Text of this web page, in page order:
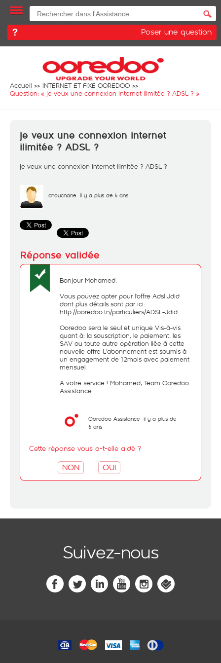
Poser une question
Accueil
INTERNET ET FIXE OOREDOO
Question: « je veux une connexion internet ilimitée ? ADSL ? »
je veux une connexion internet
ilimitée ? ADSL ?
je veux une connexion internet ilimitée ? ADSL ?
chouchane il y a plus de 6 ans
Bonjour Mohamed,
Vous pouvez opter pour l'offre Adsl Jdid
dont plus détails sont par ici:
http://ooredoo.tn/particuliers/ADSL-Jdid
Ooredoo sera le seul et unique Vis-à-vis
quant à: la souscription, le paiement, les
SAV ou toute autre opération liée à cette
nouvelle offre L'abonnement est soumis à
un engagement de 12mois avec paiement
mensuel.
A votre service ! Mohamed, Team Ooredoo
Assistance
Ooredoo Assistance il y a plus de
6 ans
Cette réponse vous a-t-elle aidé ?
NON OUI
Suivez-nous